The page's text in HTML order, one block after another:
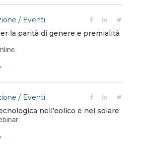
/ Eventi
la parità di genere e premialità
/ Eventi
nell’eolico e nel solare